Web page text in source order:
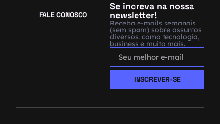
Se increva na nossa
newsletter!
Receba e-mails semanais
(sem spam) sobre assuntos
diversos. como tecnologia,
business e muito mais.
INSCREVER-SE
FALE CONOSCO